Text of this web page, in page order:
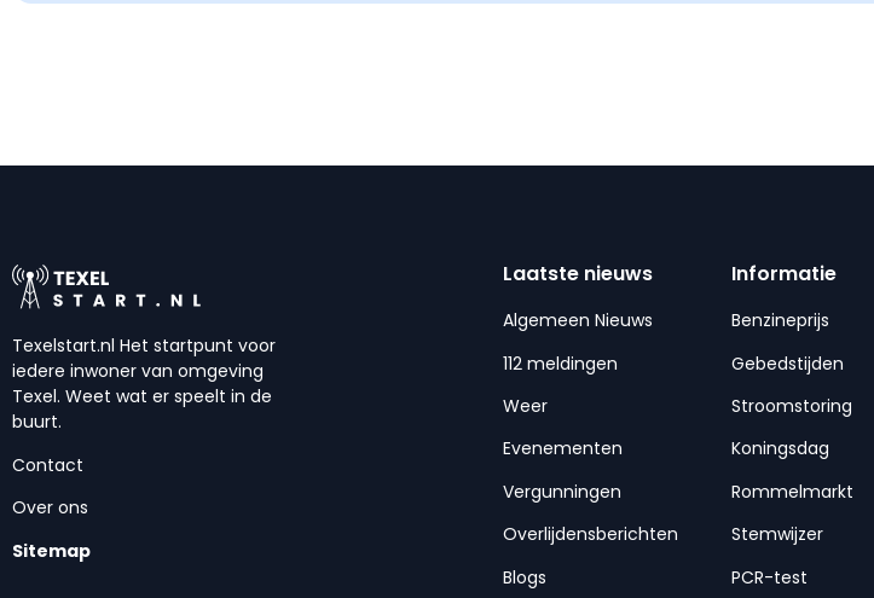
Texelstart.nl Het startpunt voor
iedere inwoner van omgeving
Texel. Weet wat er speelt in de
buurt.
Contact
Over ons
Sitemap
Laatste nieuws
Algemeen Nieuws
112 meldingen
Weer
Evenementen
Vergunningen
Overlijdensberichten
Blogs
Informatie
Benzineprijs
Gebedstijden
Stroomstoring
Koningsdag
Rommelmarkt
Stemwijzer
PCR-test